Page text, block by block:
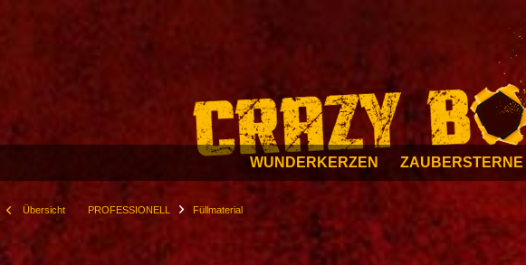
WUNDERKERZEN ZAUBERSTERNE
Übersicht PROFESSIONELL Füllmaterial